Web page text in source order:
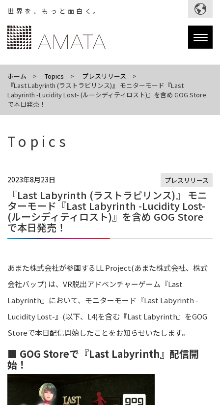
世界を、もっと面白く。
ホーム Topics
プレスリリース
『Last Labyrinth (ラストラビリンス)』 モニターモード『Last
Labyrinth -Lucidity Lost- (ルーシディティロスト)』を含め GOG Store
で本日発売！
Topics
2023年8月23日 プレスリリース
『Last Labyrinth (ラストラビリンス)』 モニ
ターモード『Last Labyrinth -Lucidity Lost-
(ルーシディティロスト)』を含め GOG Store
で本日発売！
あまた株式会社が参画するLL Project(あまた株式会社、株式
会社バップ) は、VR脱出アドベンチャーゲーム『Last
Labyrinth』において、モニターモード『Last Labyrinth -
Lucidity Lost-』(以下、L4)を含む『Last Labyrinth』をGOG
Storeで本日配信開始したことをお知らせいたします。
■ GOG Storeで『Last Labyrinth』配信開
始！